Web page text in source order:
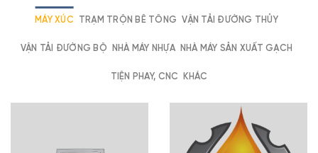
MÁY XÚC TRẠM TRỘN BÊ TÔNG VẬN TẢI ĐƯỜNG THỦY
VẬN TẢI ĐƯỜNG BỘ NHÀ MÁY NHỰA NHÀ MÁY SẢN XUẤT GẠCH
TIỆN PHAY, CNC KHÁC